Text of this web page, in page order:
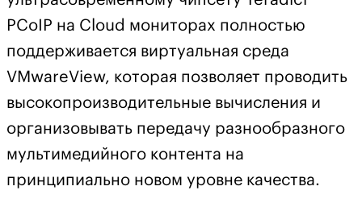
PCoIP на Cloud мониторах полностью
поддерживается виртуальная среда
VMwareView, которая позволяет проводить
высокопроизводительные вычисления и
организовывать передачу разнообразного
мультимедийного контента на
принципиально новом уровне качества.